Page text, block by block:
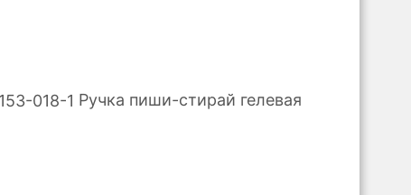
Ручка пиши-стирай гелевая